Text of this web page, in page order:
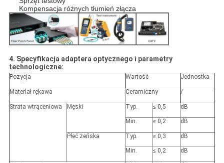
Kompensacja różnych tłumień złącza
4. Specyfikacja adaptera optycznego i parametry
technologiczne:
Pozycja Wartość Jednostka
Materiał rękawa Ceramiczny /
Strata wtrąceniowa Męski Typ. ≤ 0,5 dB
Min. ≤ 0,2 dB
Płeć żeńska Typ. ≤ 0,3 dB
Min. ≤ 0,2 dB